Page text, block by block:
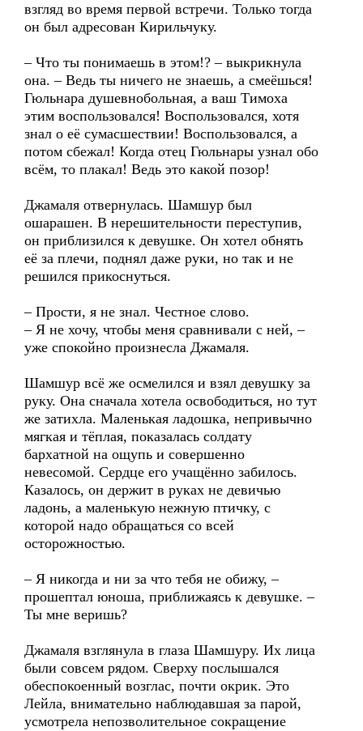
взгляд во время первой встречи. Только тогда
он был адресован Кирильчуку.
– Что ты понимаешь в этом!? – выкрикнула
она. – Ведь ты ничего не знаешь, а смеёшься!
Гюльнара душевнобольная, а ваш Тимоха
этим воспользовался! Воспользовался, хотя
знал о её сумасшествии! Воспользовался, а
потом сбежал! Когда отец Гюльнары узнал обо
всём, то плакал! Ведь это какой позор!
Джамаля отвернулась. Шамшур был
ошарашен. В нерешительности переступив,
он приблизился к девушке. Он хотел обнять
её за плечи, поднял даже руки, но так и не
решился прикоснуться.
– Прости, я не знал. Честное слово.
– Я не хочу, чтобы меня сравнивали с ней, –
уже спокойно произнесла Джамаля.
Шамшур всё же осмелился и взял девушку за
руку. Она сначала хотела освободиться, но тут
же затихла. Маленькая ладошка, непривычно
мягкая и тёплая, показалась солдату
бархатной на ощупь и совершенно
невесомой. Сердце его учащённо забилось.
Казалось, он держит в руках не девичью
ладонь, а маленькую нежную птичку, с
которой надо обращаться со всей
осторожностью.
– Я никогда и ни за что тебя не обижу, –
прошептал юноша, приближаясь к девушке. –
Ты мне веришь?
Джамаля взглянула в глаза Шамшуру. Их лица
были совсем рядом. Сверху послышался
обеспокоенный возглас, почти окрик. Это
Лейла, внимательно наблюдавшая за парой,
усмотрела непозволительное сокращение